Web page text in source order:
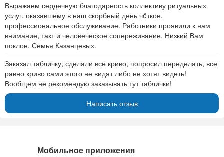
Выражаем сердечную благодарность коллективу ритуальных
услуг, оказавшему в наш скорбный день чëткое,
профессиональное обслуживание. Работники проявили к нам
внимание, такт и человеческое сопереживание. Низкий Вам
поклон. Семья Казанцевых.
Заказал табличку, сделали все криво, попросил переделать, все
равно криво сами этого не видят либо не хотят видеть!
Вообщем не рекомендую заказывать тут таблички!
Написать отзыв
Мобильное приложения